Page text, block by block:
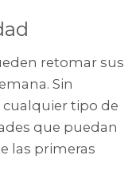
retomar sus
Sin
tipo de
que puedan
las primeras